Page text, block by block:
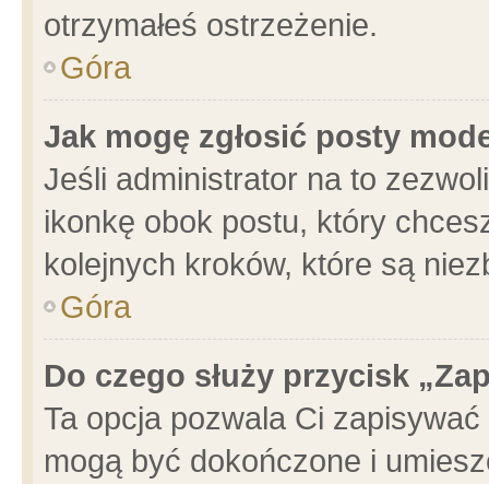
otrzymałeś ostrzeżenie.
Góra
Jak mogę zgłosić posty
Jeśli administrator na to
ikonkę obok postu, który
kolejnych kroków, które są
Góra
Do czego służy przycisk
Ta opcja pozwala Ci
mogą być dokończone i